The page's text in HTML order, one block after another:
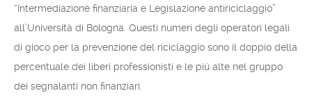
“Intermediazione finanziaria e Legislazione antiriciclaggio”
all’Università di Bologna. Questi numeri degli operatori legali
di gioco per la prevenzione del riciclaggio sono il doppio della
percentuale dei liberi professionisti e le più alte nel gruppo
dei segnalanti non finanziari.